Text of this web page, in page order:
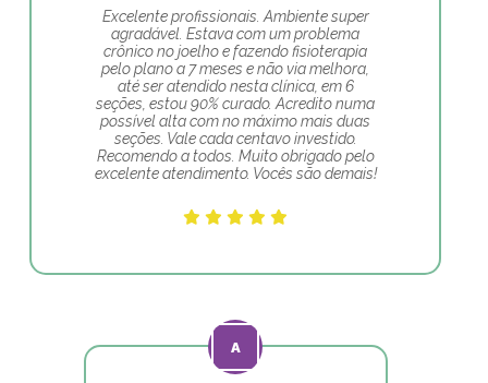
Excelente profissionais. Ambiente super
agradável. Estava com um problema
crônico no joelho e fazendo fisioterapia
pelo plano a 7 meses e não via melhora,
até ser atendido nesta clínica, em 6
seções, estou 90% curado. Acredito numa
possível alta com no máximo mais duas
seções. Vale cada centavo investido.
Recomendo a todos. Muito obrigado pelo
excelente atendimento. Vocês são demais!